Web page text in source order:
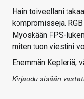
Hain toiveellani
kompromisseja.
Myöskään FPS-
miten tuon viestini
Enemmän Kepleriä,
Kirjaudu sisään